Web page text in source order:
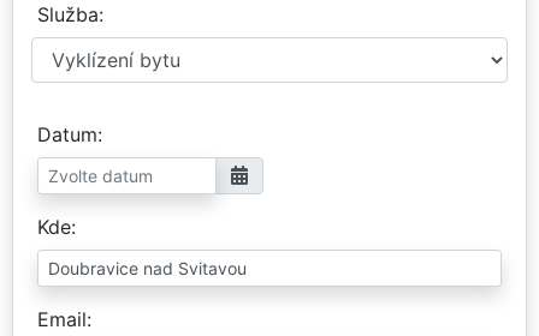
Služba
Datum
Kde
Email